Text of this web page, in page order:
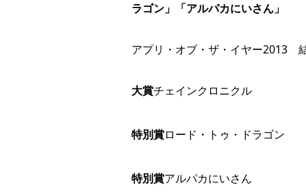
ラゴン」
「アルパカにいさん」
アプリ・オブ・ザ・イヤー2013
大賞チェインクロニクル
特別賞ロード・トゥ・ドラゴン
特別賞アルパカにいさん